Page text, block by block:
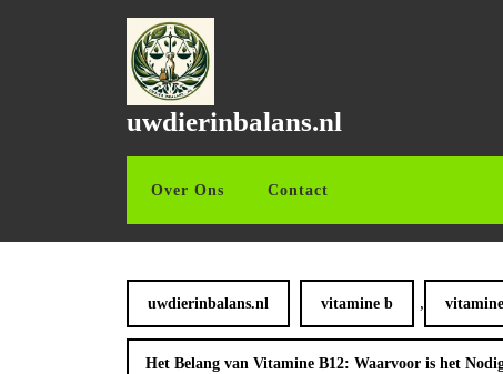
uwdierinbalans.nl
Over Ons Contact
uwdierinbalans.nl vitamine b ,
Het Belang van Vitamine B12: Waarvoor is het